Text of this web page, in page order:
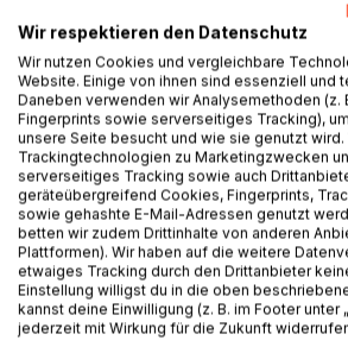
Das Heilwasser ist die Geschichte des
der in die Welt hinauszieht, um das
Auf seiner Reise ins Ungewisse erlebt
skurrile und amüsante Dinge.
Alhaji Abubakar Imam schrieb die
Ruwan Bagaja (Das Heilwasser) 1933
Jahren im Rahmen eines
Translation Bureau in Zaria, Nigeria. Der
Teil einer bedeutsamen Veränderung in
die bis dahin entweder mündlich
arabischer Schrift verfasst wurde.
Hausa in lateinischer Schrift
Wir respektieren den Datenschutz
Wir nutzen Cookies und vergleichbare
Website. Einige von ihnen sind essenziell und
Daneben verwenden wir Analysemethoden (z.
Fingerprints sowie serverseitiges Tracking),
unsere Seite besucht und wie sie genutzt
Trackingtechnologien zu Marketingzwecken
serverseitiges Tracking sowie auch
geräteübergreifend Cookies, Fingerprints,
sowie gehashte E-Mail-Adressen genutzt
betten wir zudem Drittinhalte von anderen
Plattformen). Wir haben auf die weitere
etwaiges Tracking durch den Drittanbieter
Einstellung willigst du in die oben
kannst deine Einwilligung (z. B. im Footer unter
jederzeit mit Wirkung für die Zukunft